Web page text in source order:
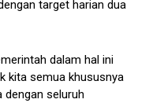
target harian dua
dalam hal ini
kita semua khususnya
dengan seluruh